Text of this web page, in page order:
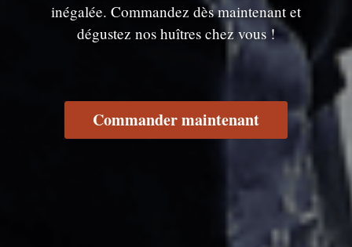
inégalée. Commandez dès maintenant et
dégustez nos huîtres chez vous !
Commander maintenant